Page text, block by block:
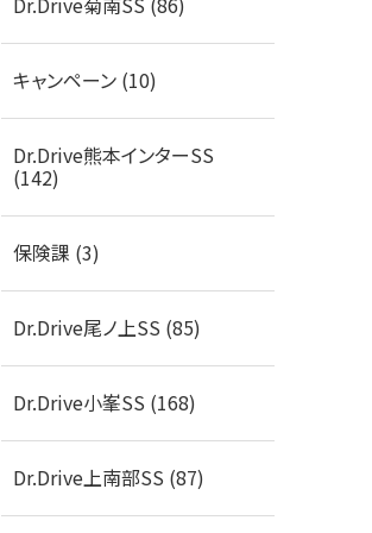
キャンペーン (10)
Dr.Drive熊本インターSS
(142)
保険課 (3)
Dr.Drive尾ノ上SS (85)
Dr.Drive小峯SS (168)
Dr.Drive上南部SS (87)